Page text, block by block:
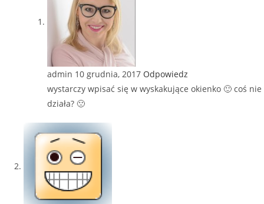
admin 10 grudnia, 2017 Odpowiedz
wystarczy wpisać się w wyskakujące okienko 🙂 coś nie
działa? 🙁